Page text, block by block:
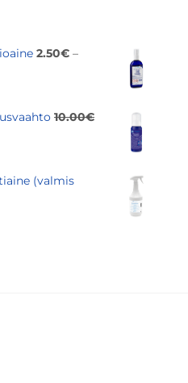
2.50€ –
10.00€
(valmis